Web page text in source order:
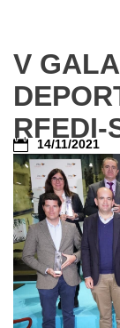
V
RFEDI-
14/11/2021